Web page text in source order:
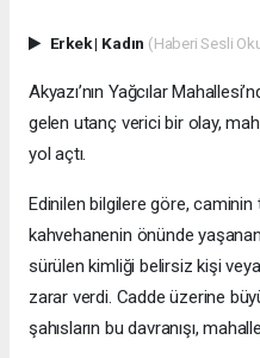
Erkek| Kadın (Haberi Sesli
Akyazı’nın Yağcılar
gelen utanç verici bir olay,
yol açtı.
Edinilen bilgilere göre, caminin
kahvehanenin önünde
sürülen kimliği belirsiz kişi
zarar verdi. Cadde üzerine
şahısların bu davranışı,